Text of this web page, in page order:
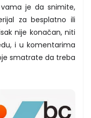
je da snimite,
za besplatno ili
nije konačan, niti
i u komentarima
smatrate da treba